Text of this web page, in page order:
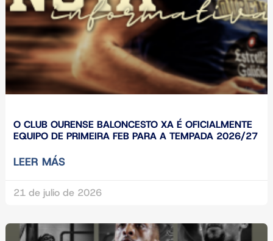
O CLUB OURENSE BALONCESTO XA É OFICIALMENTE
EQUIPO DE PRIMEIRA FEB PARA A TEMPADA 2026/27
LEER MÁS
21 de julio de 2026